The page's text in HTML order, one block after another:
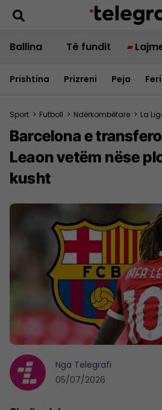
Ballina Të fundit
Prishtina Prizreni Peja
Sport > Futboll > Ndërkombëtare > La
Barcelona e
Leaon vetëm nëse
kusht
Nga Telegrafi
05/07/2026